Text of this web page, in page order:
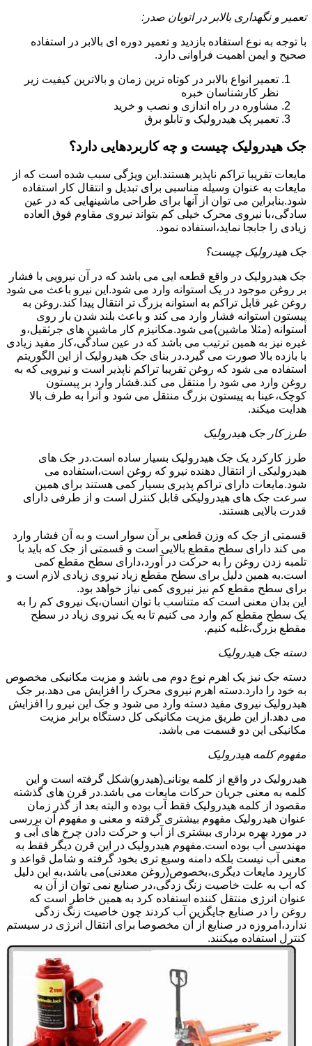
تعمیر و نگهداری بالابر در اتوبان صدر:
با توجه به نوع استفاده بازدید و تعمیر دوره ای بالابر در استفاده
صحیح و ایمن اهمیت فراوانی دارد.
تعمیر انواع بالابر در کوتاه ترین زمان و بالاترین کیفیت زیر
نظر کارشناسان خبره
مشاوره در راه اندازی و نصب و خرید
تعمیر پک هیدرولیک و تابلو برق
جک هیدرولیک چیست و چه کاربردهایی دارد؟
مایعات تقریبا تراکم ناپذیر هستند.این ویژگی سبب شده است که از
مایعات به عنوان وسیله مناسبی برای تبدیل و انتقال کار استفاده
شود.بنابراین می توان از آنها برای طراحی ماشینهایی که در عین
سادگی،با نیروی محرک خیلی کم بتواند نیروی مقاوم فوق العاده
زیادی را جابجا نماید،استفاده نمود.
جک هیدرولیک چیست؟
جک هیدرولیک در واقع قطعه ایی می باشد که در آن نیرویی با فشار
بر روغن موجود در یک استوانه وارد می شود.این نیرو باعث می شود
روغن غیر قابل تراکم به استوانه بزرگ تر انتقال پیدا کند.روغن به
پیستون استوانه فشار وارد می کند و باعث بلند شدن بار روی
استوانه (مثلا ماشین)می شود.مکانیزم کار ماشین های جرثقیل،و
غیره نیز به همین ترتیب می باشد که در عین سادگی،کار مفید زیادی
با بازده بالا صورت می گیرد.در بنای جک هیدرولیک از این الگوریتم
استفاده می شود که روغن تقریبا تراکم ناپذیر است و نیرویی که به
روغن وارد می شود را منتقل می کند.فشار وارد بر پیستون
کوچک،عینا به پیستون بزرگ منتقل می شود و آنرا به طرف بالا
هدایت میکند.
طرز کار جک هیدرولیک
طرز کارکرد یک جک هیدرولیک بسیار ساده است.در جک های
هیدرولیکی از انتقال دهنده نیرو که روغن است،استفاده می
شود.مایعات دارای تراکم پذیری بسیار کمی هستند برای همین
سرعت جک های هیدرولیکی قابل کنترل است و از طرفی دارای
قدرت بالایی هستند.
قسمتی از جک که وزن قطعی بر آن سوار است و به آن فشار وارد
می کند دارای سطح مقطع بالایی است و قسمتی از جک که باید با
تلمبه زدن روغن را به حرکت در آورد،دارای سطح مقطع کمی
است.به همین دلیل برای سطح مقطع زیاد نیروی زیادی لازم است و
برای سطح مقطع کم نیز نیروی کمی نیاز خواهد بود.
این بدان معنی است که متناسب با توان انسان،یک نیروی کم را به
یک سطح مقطع کم وارد می کنیم تا به یک نیروی زیاد در سطح
مقطع بزرگ،غلبه کنیم.
دسته جک هیدرولیک
دسته جک نیز یک اهرم نوع دوم می باشد و مزیت مکانیکی مخصوص
به خود را دارد.دسته اهرم نیروی محرک را افزایش می دهد.بر جک
هیدرولیک نیروی مفید دسته وارد می شود و جک این نیرو را افزایش
می دهد.از این طریق مزیت مکانیکی کل دستگاه برابر مزیت
مکانیکی این دو قسمت می باشد.
مفهوم کلمه هیدرولیک
هیدرولیک در واقع از کلمه یونانی(هیدرو)شکل گرفته است و این
کلمه به معنی جریان حرکات مایعات می باشد.در قرن های گذشته
مقصود از کلمه هیدرولیک فقط آب بوده و البته بعد از گذر زمان
عنوان هیدرولیک مفهوم بیشتری گرفته و معنی و مفهوم آن بررسی
در مورد بهره برداری بیشتری از آب و حرکت دادن چرخ های آبی و
مهندسی آب بوده است.مفهوم هیدرولیک در این قرن دیگر فقط به
معنی آب نیست بلکه دامنه وسیع تری بخود گرفته و شامل قواعد و
کاربرد مایعات دیگری،بخصوص(روغن معدنی)می باشد،به این دلیل
که آب به علت خاصیت زنگ زدگی،در صنایع نمی توان از آن به
عنوان انرژی منتقل کننده استفاده کرد به همین خاطر است که
روغن را در صنایع جایگزین آب کردند چون خاصیت زنگ زدگی
ندارد،امروزه در صنایع از آن مخصوصا برای انتقال انرژی در سیستم
کنترل استفاده میکنند.